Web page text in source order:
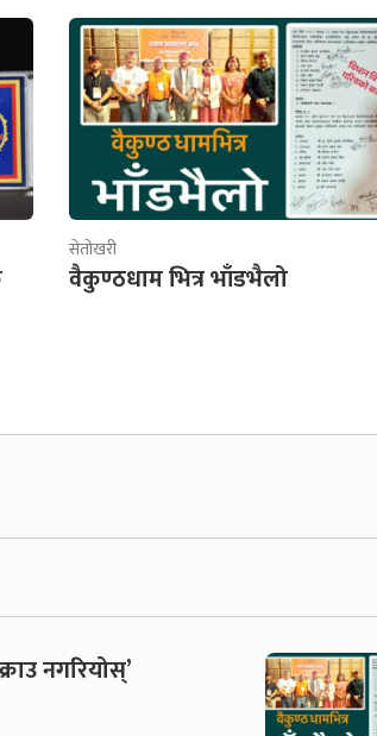
सेतोखरी
वैकुण्ठधाम भित्र भाँडभैलो
नगरियोस्’